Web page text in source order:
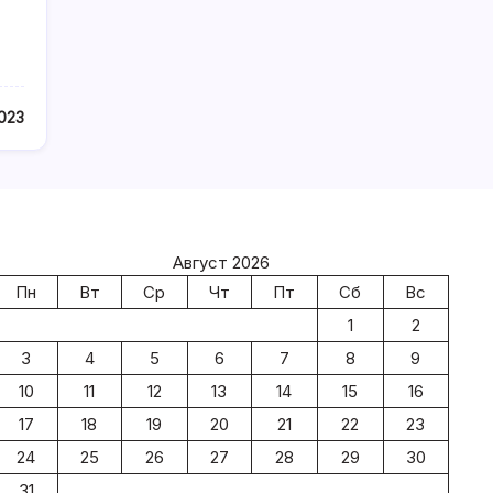
Август 2026
Пн
Вт Ср Чт Пт Сб
Вс
1
2
3
4 5 6 7 8
9
10
11 12 13 14 15
16
17
18 19 20 21 22
23
24
25 26 27 28 29
30